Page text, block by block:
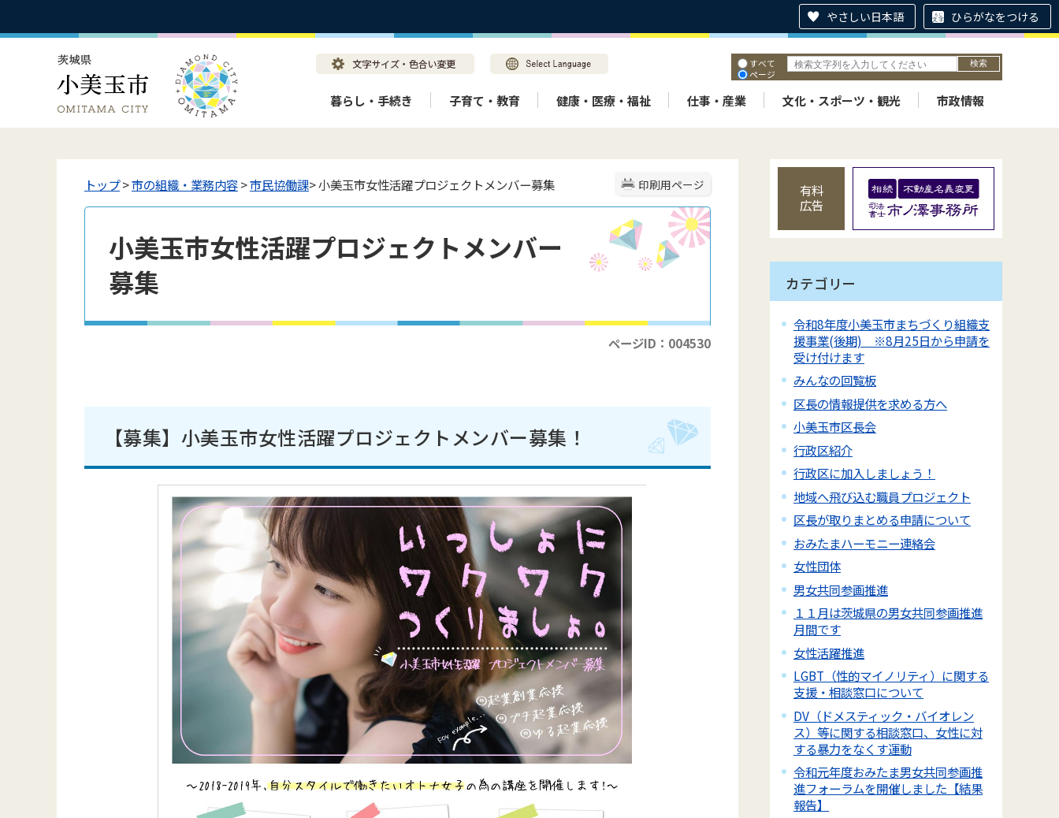
やさしい日本語 ひらがなをつける
すべて
ページ
暮らし・手続き 子育て・教育 健康・医療・福祉 仕事・産業 文化・スポーツ・観光 市政情報
印刷用ページ
トップ>市の組織・業務内容>市民協働課> 小美玉市女性活躍プロジェクトメンバー募集
小美玉市女性活躍プロジェクトメンバー
募集
ページID：004530
【募集】小美玉市女性活躍プロジェクトメンバー募集！
有料
広告
カテゴリー
令和8年度小美玉市まちづくり組織支
援事業(後期) ※8月25日から申請を
受け付けます
みんなの回覧板
区長の情報提供を求める方へ
小美玉市区長会
行政区紹介
行政区に加入しましょう！
地域へ飛び込む職員プロジェクト
区長が取りまとめる申請について
おみたまハーモニー連絡会
女性団体
男女共同参画推進
１１月は茨城県の男女共同参画推進
月間です
女性活躍推進
LGBT（性的マイノリティ）に関する
支援・相談窓口について
DV（ドメスティック・バイオレン
ス）等に関する相談窓口、女性に対
する暴力をなくす運動
令和元年度おみたま男女共同参画推
進フォーラムを開催しました【結果
報告】